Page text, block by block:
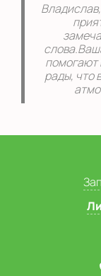
помогают
рады, что